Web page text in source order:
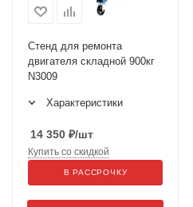
Стенд для ремонта
двигателя складной 900кг
N3009
Характеристики
14 350 ₽/шт
Купить со скидкой
В РАССРОЧКУ